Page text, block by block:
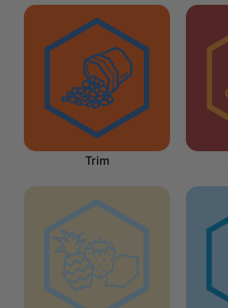
Trim